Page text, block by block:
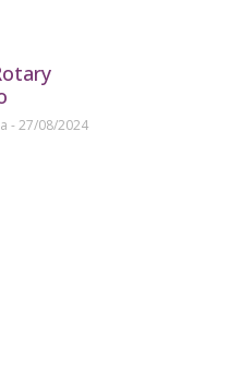
27/08/2024